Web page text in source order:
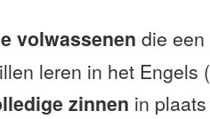
volwassenen die
leren in het Engels
zinnen in